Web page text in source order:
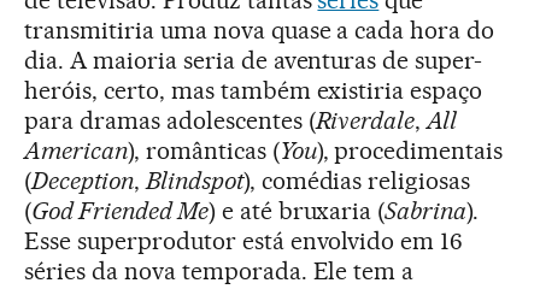
transmitiria uma nova quase a cada hora do
dia. A maioria seria de aventuras de super-
heróis, certo, mas também existiria espaço
para dramas adolescentes (Riverdale,All
American), românticas (You), procedimentais
(Deception,Blindspot), comédias religiosas
(God Friended Me) e até bruxaria (Sabrina).
Esse superprodutor está envolvido em 16
séries da nova temporada. Ele tem a